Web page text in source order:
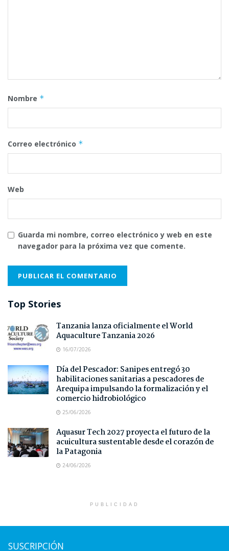
Nombre *
Correo electrónico *
Web
Guarda mi nombre, correo electrónico y web en este
navegador para la próxima vez que comente.
Top Stories
Tanzania lanza oficialmente el World
Aquaculture Tanzania 2026
16/07/2026
Día del Pescador: Sanipes entregó 30
habilitaciones sanitarias a pescadores de
Arequipa impulsando la formalización y el
comercio hidrobiológico
25/06/2026
Aquasur Tech 2027 proyecta el futuro de la
acuicultura sustentable desde el corazón de
la Patagonia
24/06/2026
PUBLICIDAD
SUSCRIPCIÓN